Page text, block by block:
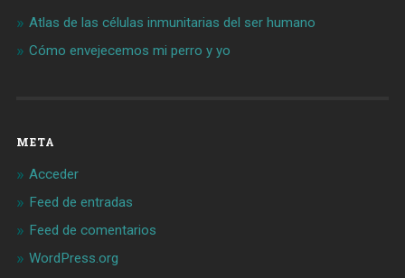
Atlas de las células inmunitarias del ser humano
Cómo envejecemos mi perro y yo
META
Acceder
Feed de entradas
Feed de comentarios
WordPress.org